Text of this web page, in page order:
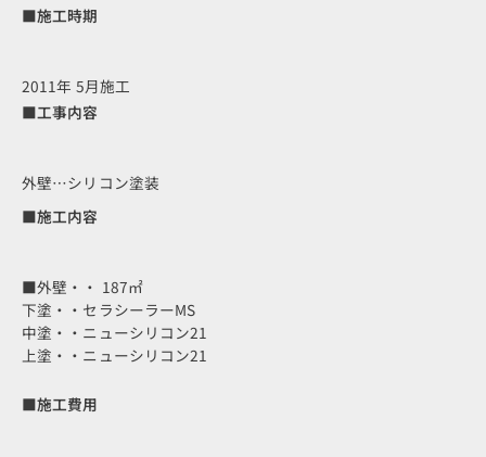
■施工時期
2011年 5月施工
■工事内容
外壁…シリコン塗装
■施工内容
■外壁・・ 187㎡
下塗・・セラシーラーMS
中塗・・ニューシリコン21
上塗・・ニューシリコン21
■施工費用